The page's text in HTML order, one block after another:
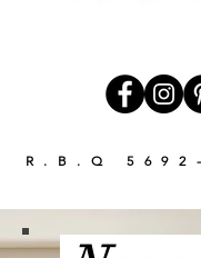
R.B.Q